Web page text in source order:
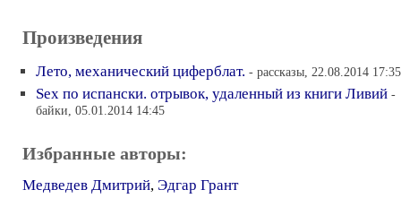
Произведения
Лето, механический циферблат. - рассказы, 22.08.2014 17:35
Sex по испански. отрывок, удаленный из книги Ливий -
байки, 05.01.2014 14:45
Избранные авторы:
Медведев Дмитрий, Эдгар Грант